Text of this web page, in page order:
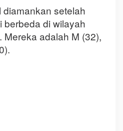
setelah
berbeda di wilayah
adalah M (32),